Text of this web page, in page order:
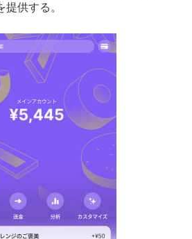
供する。